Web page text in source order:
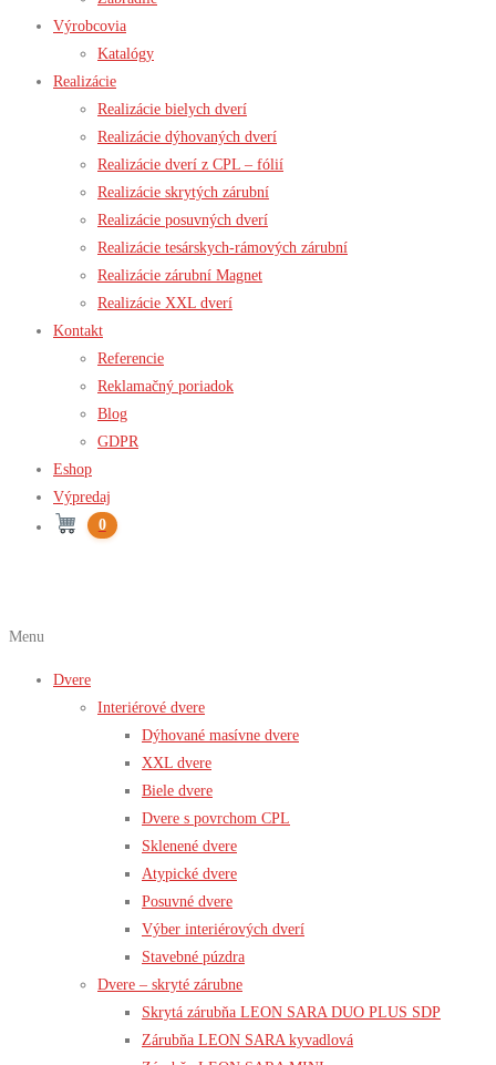
Výrobcovia
Katalógy
Realizácie
Realizácie bielych dverí
Realizácie dýhovaných dverí
Realizácie dverí z CPL – fólií
Realizácie skrytých zárubní
Realizácie posuvných dverí
Realizácie tesárskych-rámových zárubní
Realizácie zárubní Magnet
Realizácie XXL dverí
Kontakt
Referencie
Reklamačný poriadok
Blog
GDPR
Eshop
Výpredaj
0
Menu
Dvere
Interiérové dvere
Dýhované masívne dvere
XXL dvere
Biele dvere
Dvere s povrchom CPL
Sklenené dvere
Atypické dvere
Posuvné dvere
Výber interiérových dverí
Stavebné púzdra
Dvere – skryté zárubne
Skrytá zárubňa LEON SARA DUO PLUS SDP
Zárubňa LEON SARA kyvadlová